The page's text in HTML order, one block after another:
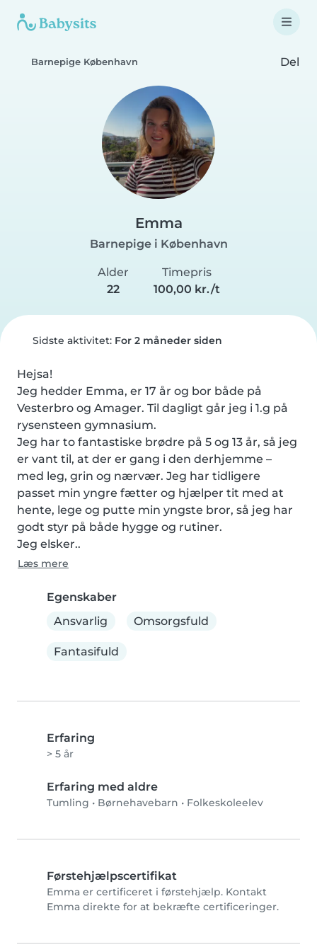
Barnepige København Del
Emma
Barnepige i København
Alder
22
Timepris
100,00 kr./t
Sidste aktivitet: For 2 måneder siden
Hejsa!
Jeg hedder Emma, er 17 år og bor både på
Vesterbro og Amager. Til dagligt går jeg i 1.g på
rysensteen gymnasium.
Jeg har to fantastiske brødre på 5 og 13 år, så jeg
er vant til, at der er gang i den derhjemme –
med leg, grin og nærvær. Jeg har tidligere
passet min yngre fætter og hjælper tit med at
hente, lege og putte min yngste bror, så jeg har
godt styr på både hygge og rutiner.
Jeg elsker..
Læs mere
Egenskaber
Ansvarlig
Omsorgsfuld
Fantasifuld
Erfaring
> 5 år
Erfaring med aldre
Tumling • Børnehavebarn • Folkeskoleelev
Førstehjælpscertifikat
Emma er certificeret i førstehjælp. Kontakt
Emma direkte for at bekræfte certificeringer.